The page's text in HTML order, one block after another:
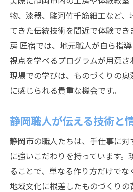
物、漆器、駿河竹千筋細工など
てきた伝統技術を間近で体験でき
房 匠宿では、地元職人が自ら指
視点を学べるプログラムが用意さ
現場での学びは、ものづくりの
に感じられる貴重な機会です。
静岡職人が伝える技術と
静岡市の職人たちは、手仕事に
に強いこだわりを持っています。
ることで、単なる作り方だけでな
地域文化に根差したものづくりの